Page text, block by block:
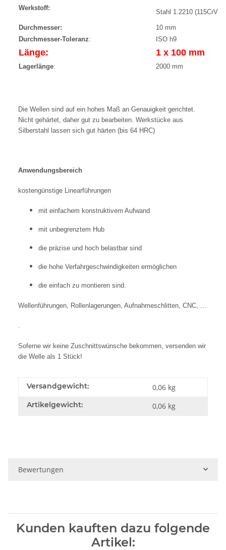
Werkstoff:
Stahl 1.2210 (115CrV3)
Durchmesser:
10 mm
Durchmesser-Toleranz: ISO h9
Länge: 1 x 100 mm
Lagerlänge: 2000 mm
Die Wellen sind auf ein hohes Maß an Genauigkeit gerichtet.
Nicht gehärtet, daher gut zu bearbeiten. Werkstücke aus
Silberstahl lassen sich gut härten (bis 64 HRC)
Anwendungsbereich
kostengünstige Linearführungen
mit einfachem konstruktivem Aufwand
mit unbegrenztem Hub
die präzise und hoch belastbar sind
die hohe Verfahrgeschwindigkeiten ermöglichen
die einfach zu montieren sind.
Wellenführungen, Rollenlagerungen, Aufnahmeschlitten, CNC, ...
Soferne wir keine Zuschnittswünsche bekommen, versenden wir
die Welle als 1 Stück!
Versandgewicht: 0,06 kg
Artikelgewicht: 0,06 kg
Bewertungen
Kunden kauften dazu folgende
Artikel: